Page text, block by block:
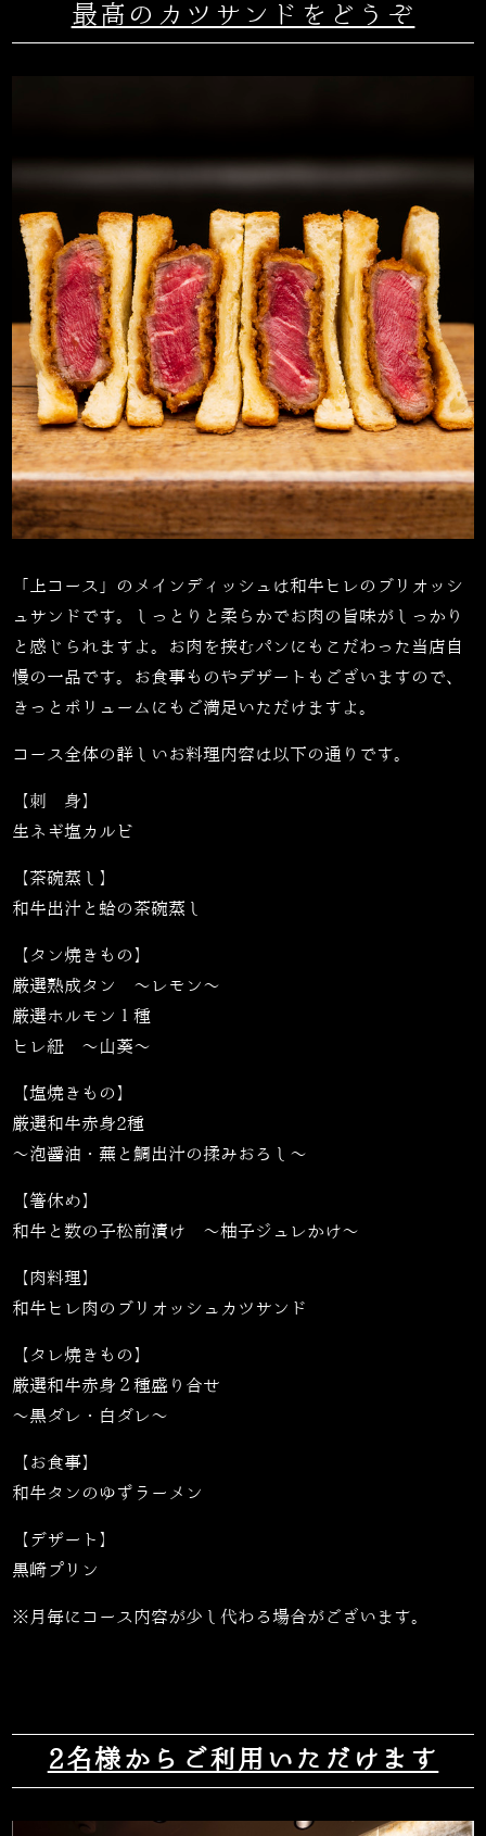
最高のカツサンドをどうぞ
「上コース」のメインディッシュは和牛ヒレのブリオッシ
ュサンドです。しっとりと柔らかでお肉の旨味がしっかり
と感じられますよ。お肉を挟むパンにもこだわった当店自
慢の一品です。お食事ものやデザートもございますので、
きっとボリュームにもご満足いただけますよ。
コース全体の詳しいお料理内容は以下の通りです。
【刺 身】
生ネギ塩カルビ
【茶碗蒸し】
和牛出汁と蛤の茶碗蒸し
【タン焼きもの】
厳選熟成タン ～レモン～
厳選ホルモン１種
ヒレ紐 ～山葵～
【塩焼きもの】
厳選和牛赤身2種
〜泡醤油・蕪と鯛出汁の揉みおろし〜
【箸休め】
和牛と数の子松前漬け 〜柚子ジュレかけ〜
【肉料理】
和牛ヒレ肉のブリオッシュカツサンド
【タレ焼きもの】
厳選和牛赤身２種盛り合せ
〜黒ダレ・白ダレ〜
【お食事】
和牛タンのゆずラーメン
【デザート】
黒崎プリン
※月毎にコース内容が少し代わる場合がございます。
2名様からご利用いただけます